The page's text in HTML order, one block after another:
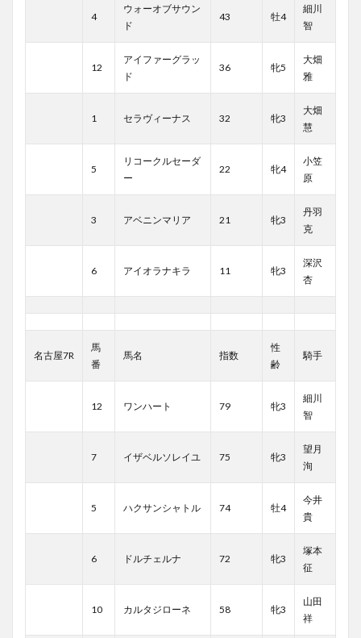
4
ウォーオブサウン
ド
43 牡4
細川
智
12
アイファーグラッ
ド
36 牝5
大畑
雅
1 セラヴィーナス 32 牝3
大畑
慧
5
リコークルセーダ
ー
22 牝4
小笠
原
3 アベニンマリア 21 牝3
丹羽
克
6 アイオラナキラ 11 牝3
深沢
杏
名古屋7R
馬
番
馬名 指数
性
齢
騎手
12 ワンハート 79 牝3
細川
智
7 イザベルソレイユ 75 牝3
望月
洵
5 ハクサンシャトル 74 牡4
今井
貴
6 ドルチェルナ 72 牝3
塚本
征
10 カルタジローネ 58 牝3
山田
祥